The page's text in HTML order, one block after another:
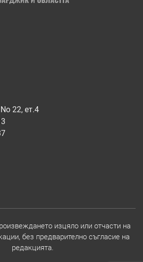
22, ет.4
изцяло или отчасти на
без предварително съгласие на
редакцията.